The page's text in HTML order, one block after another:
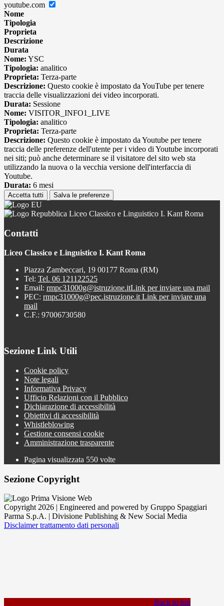
youtube.com
Nome
Tipologia
Proprieta
Descrizione
Durata
Nome: YSC
Tipologia: analitico
Proprieta: Terza-parte
Descrizione: Questo cookie è impostato da YouTube per tenere
traccia delle visualizzazioni dei video incorporati.
Durata: Sessione
Nome: VISITOR_INFO1_LIVE
Tipologia: analitico
Proprieta: Terza-parte
Descrizione: Questo cookie è impostato da Youtube per tenere
traccia delle preferenze dell'utente per i video di Youtube incorporati
nei siti; può anche determinare se il visitatore del sito web sta
utilizzando la nuova o la vecchia versione dell'interfaccia di
Youtube.
Durata: 6 mesi
Accetta tutti Salva le preferenze
Liceo Classico e Linguistico I. Kant Roma
Contatti
Liceo Classico e Linguistico I. Kant Roma
Piazza Zambeccari, 19 00177 Roma (RM)
Tel: Tel. 06 121122525
Email: rmpc31000g@istruzione.itLink per inviare una mail
PEC: rmpc31000g@pec.istruzione.it Link per inviare una
mail
C.F.: 97006730580
Sezione Link Utili
Cookie policy
Note legali
Informativa Privacy
Ufficio Relazioni con il Pubblico
Dichiarazione di accessibilità
Obiettivi di accessibilità
Whistleblowing
Gestione consensi cookie
Amministrazione trasparente
Pagina visualizzata 550 volte
Sezione Copyright
Copyright 2026 | Engineered and powered by Gruppo Spaggiari
Parma S.p.A. | Divisione Publishing & New Social Media
Disclaimer trattamento dati personali
Back to top